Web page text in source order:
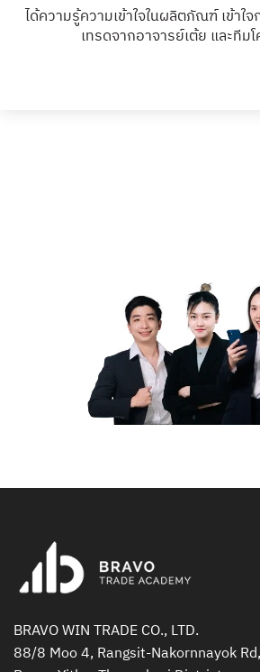
ได้ความรู้ความเข้าใจในผลิตภัณฑ์ เข้าใ
เทรดจากอาจารย์เต้ย และทีม
BRAVO WIN TRADE CO., LTD.
88/8 Moo 4, Rangsit-Nakornnayok Rd,